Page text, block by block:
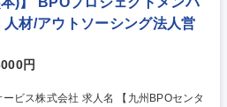
新卒歓迎・東証プライム上場
材/アウトソーシング法人営
円
人名 【九州BPOセンタ